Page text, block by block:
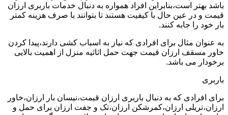
باشد بهتر است،بنابراین افراد همواره به دنبال خدمات باربری ارزان
قیمت و در عین حال با کیفیت هستند تا بتوانند با صرف هزینه کمتر
بار خود را جابه کنند.
به عنوان مثال برای افرادی که نیاز به اسباب کشی دارند،پیدا کردن
خاور مسقف ارزان قیمت جهت حمل اثاثیه منزل از اهمیت بالایی
برخودار می باشد.
باربری
برای افرادی که به دنبال باربری ارزان قیمت،نیسان بار ارزان،خاور
ارزان،تریلی ارزان،کمرشکن ارزان،تک و جفت ارزان برای حمل و